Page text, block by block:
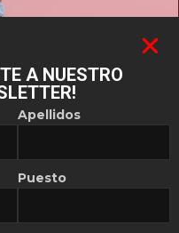
A NUESTRO
Apellidos
Puesto